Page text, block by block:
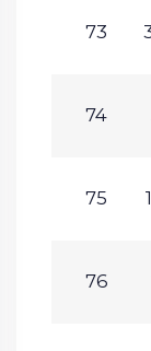
73
74
75
76